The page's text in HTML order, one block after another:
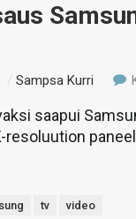
/Sampsa Kurri
saapui
resoluution
tv video